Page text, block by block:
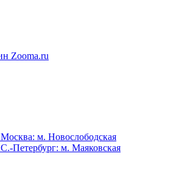
Москва: м. Новослободская
С.-Петербург: м. Маяковская